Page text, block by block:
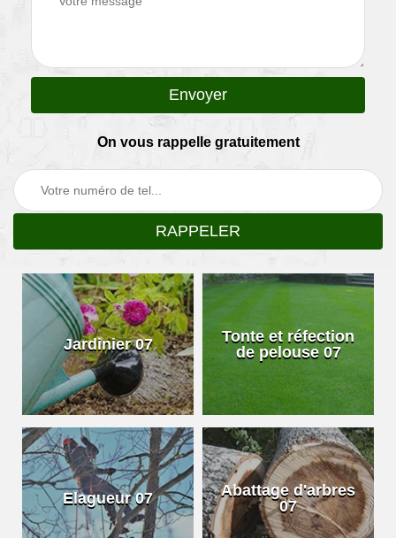
On vous rappelle gratuitement
Jardinier 07
Tonte et réfection
de pelouse 07
Elagueur 07
Abattage d'arbres
07